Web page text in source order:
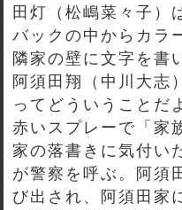
田灯（松嶋菜々子）
バックの中からカラ
隣家の壁に文字を書
阿須田翔（中川大志
ってどういうことだ
赤いスプレーで「家
家の落書きに気付い
が警察を呼ぶ。阿須
び出され、阿須田家